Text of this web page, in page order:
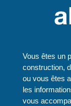
Vous êtes un
construction,
ou vous êtes
les
vous